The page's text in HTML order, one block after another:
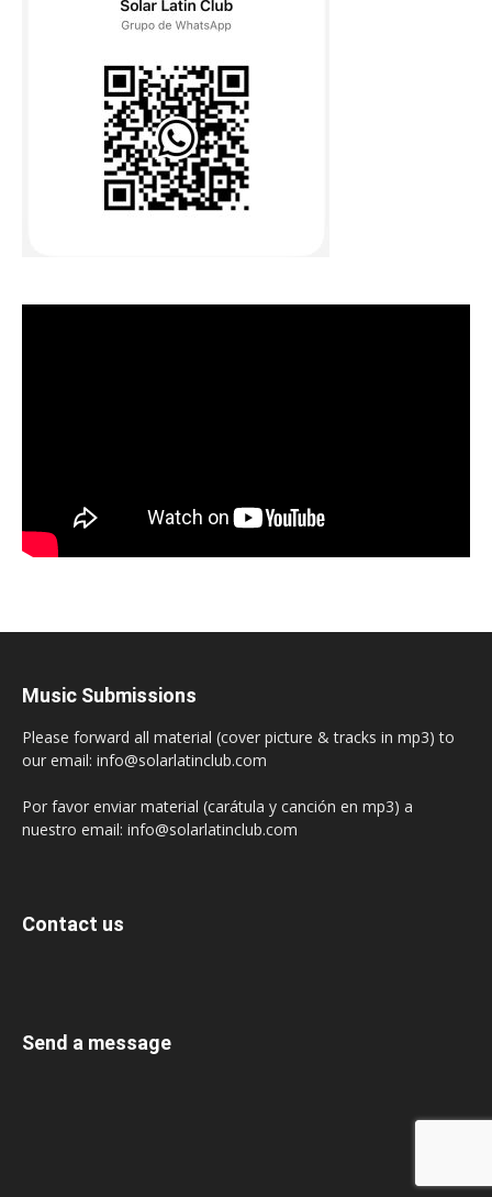
Music Submissions
Please forward all material (cover picture & tracks in mp3) to
our email: info@solarlatinclub.com
Por favor enviar material (carátula y canción en mp3) a
nuestro email: info@solarlatinclub.com
Contact us
Send a message